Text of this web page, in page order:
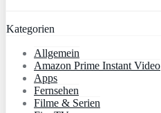
Kategorien
Allgemein
Amazon Prime Instant Video
Apps
Fernsehen
Filme & Serien